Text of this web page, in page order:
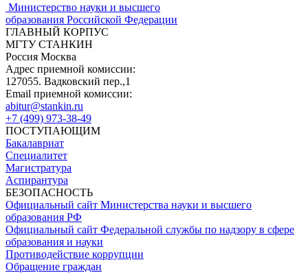
Министерство науки и высшего
образования Российской Федерации
ГЛАВНЫЙ КОРПУС
МГТУ СТАНКИН
Россия Москва
Адрес приемной комиссии:
127055. Вадковский пер.,1
Email приемной комиссии:
abitur@stankin.ru
+7 (499) 973-38-49
ПОСТУПАЮЩИМ
Бакалавриат
Специалитет
Магистратура
Аспирантура
БЕЗОПАСНОСТЬ
Официальный сайт Министерства науки и высшего
образования РФ
Официальный сайт Федеральной службы по надзору в сфере
образования и науки
Противодействие коррупции
Обращение граждан